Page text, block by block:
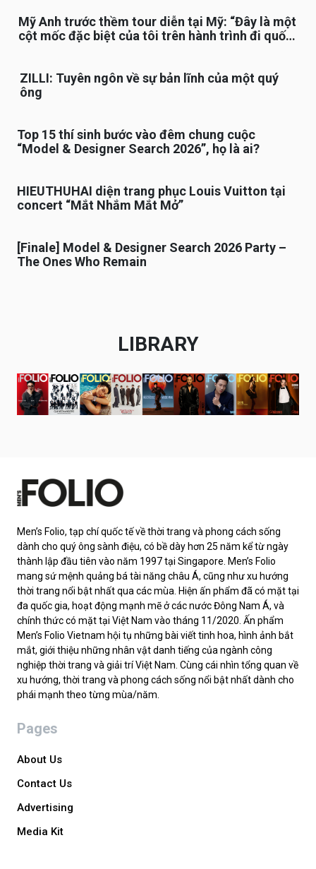
Mỹ Anh trước thềm tour diễn tại Mỹ: “Đây là một
cột mốc đặc biệt của tôi trên hành trình đi quốc
ZILLI: Tuyên ngôn về sự bản lĩnh của một quý
ông
Top 15 thí sinh bước vào đêm chung cuộc
“Model & Designer Search 2026”, họ là ai?
HIEUTHUHAI diện trang phục Louis Vuitton tại
concert “Mắt Nhắm Mắt Mở”
[Finale] Model & Designer Search 2026 Party –
The Ones Who Remain
LIBRARY
Men’s Folio, tạp chí quốc tế về thời trang và phong cách sống
dành cho quý ông sành điệu, có bề dày hơn 25 năm kể từ ngày
thành lập đầu tiên vào năm 1997 tại Singapore. Men’s Folio
mang sứ mệnh quảng bá tài năng châu Á, cũng như xu hướng
thời trang nổi bật nhất qua các mùa. Hiện ấn phẩm đã có mặt tại
đa quốc gia, hoạt động mạnh mẽ ở các nước Đông Nam Á, và
chính thức có mặt tại Việt Nam vào tháng 11/2020. Ấn phẩm
Men’s Folio Vietnam hội tụ những bài viết tinh hoa, hình ảnh bắt
mắt, giới thiệu những nhân vật danh tiếng của ngành công
nghiệp thời trang và giải trí Việt Nam. Cùng cái nhìn tổng quan về
xu hướng, thời trang và phong cách sống nổi bật nhất dành cho
phái mạnh theo từng mùa/năm.
Pages
About Us
Contact Us
Advertising
Media Kit